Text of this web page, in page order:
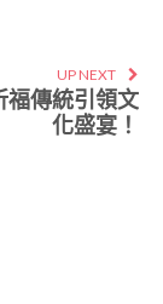
UP NEXT
福傳統引領文
化盛宴！